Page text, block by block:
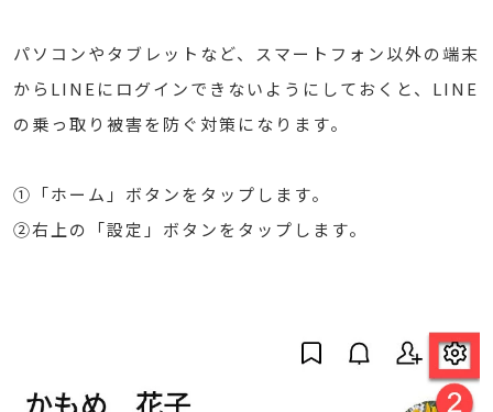
パソコンやタブレットなど、スマートフォン以外の端末
からLINEにログインできないようにしておくと、LINE
の乗っ取り被害を防ぐ対策になります。
①「ホーム」ボタンをタップします。
②右上の「設定」ボタンをタップします。